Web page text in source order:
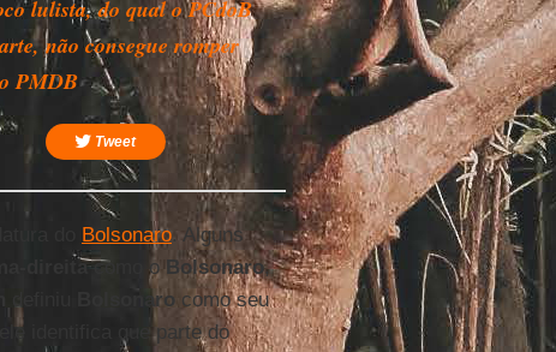
lulista, do qual o PCdoB
não consegue romper
PMDB
Tweet
do Bolsonaro. Alguns
direitacomo o Bolsonaro,
Bolsonaro como seu
identifica que parte do